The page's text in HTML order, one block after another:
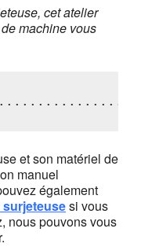
cet atelier
machine vous
et son matériel de
manuel
également
si vous
nous pouvons vous